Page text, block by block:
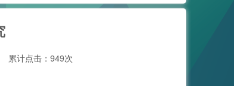
累计点击：949次